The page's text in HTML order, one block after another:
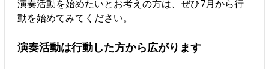
演奏活動を始めたいとお考えの方は、ぜひ7月から行
動を始めてみてください。
演奏活動は行動した方から広がります